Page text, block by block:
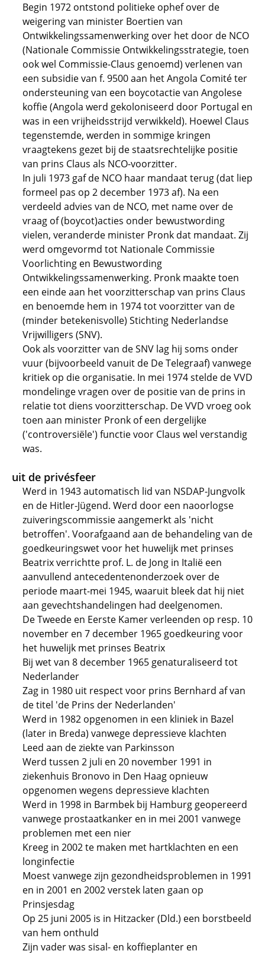
Begin 1972 ontstond politieke ophef over de
weigering van minister Boertien van
Ontwikkelingssamenwerking over het door de NCO
(Nationale Commissie Ontwikkelingsstrategie, toen
ook wel Commissie-Claus genoemd) verlenen van
een subsidie van f. 9500 aan het Angola Comité ter
ondersteuning van een boycotactie van Angolese
koffie (Angola werd gekoloniseerd door Portugal en
was in een vrijheidsstrijd verwikkeld). Hoewel Claus
tegenstemde, werden in sommige kringen
vraagtekens gezet bij de staatsrechtelijke positie
van prins Claus als NCO-voorzitter.
In juli 1973 gaf de NCO haar mandaat terug (dat liep
formeel pas op 2 december 1973 af). Na een
verdeeld advies van de NCO, met name over de
vraag of (boycot)acties onder bewustwording
vielen, veranderde minister Pronk dat mandaat. Zij
werd omgevormd tot Nationale Commissie
Voorlichting en Bewustwording
Ontwikkelingssamenwerking. Pronk maakte toen
een einde aan het voorzitterschap van prins Claus
en benoemde hem in 1974 tot voorzitter van de
(minder betekenisvolle) Stichting Nederlandse
Vrijwilligers (SNV).
Ook als voorzitter van de SNV lag hij soms onder
vuur (bijvoorbeeld vanuit de De Telegraaf) vanwege
kritiek op die organisatie. In mei 1974 stelde de VVD
mondelinge vragen over de positie van de prins in
relatie tot diens voorzitterschap. De VVD vroeg ook
toen aan minister Pronk of een dergelijke
('controversiële') functie voor Claus wel verstandig
was.
uit de privésfeer
Werd in 1943 automatisch lid van NSDAP-Jungvolk
en de Hitler-Jügend. Werd door een naoorlogse
zuiveringscommissie aangemerkt als 'nicht
betroffen'. Voorafgaand aan de behandeling van de
goedkeuringswet voor het huwelijk met prinses
Beatrix verrichtte prof. L. de Jong in Italië een
aanvullend antecedentenonderzoek over de
periode maart-mei 1945, waaruit bleek dat hij niet
aan gevechtshandelingen had deelgenomen.
De Tweede en Eerste Kamer verleenden op resp. 10
november en 7 december 1965 goedkeuring voor
het huwelijk met prinses Beatrix
Bij wet van 8 december 1965 genaturaliseerd tot
Nederlander
Zag in 1980 uit respect voor prins Bernhard af van
de titel 'de Prins der Nederlanden'
Werd in 1982 opgenomen in een kliniek in Bazel
(later in Breda) vanwege depressieve klachten
Leed aan de ziekte van Parkinsson
Werd tussen 2 juli en 20 november 1991 in
ziekenhuis Bronovo in Den Haag opnieuw
opgenomen wegens depressieve klachten
Werd in 1998 in Barmbek bij Hamburg geopereerd
vanwege prostaatkanker en in mei 2001 vanwege
problemen met een nier
Kreeg in 2002 te maken met hartklachten en een
longinfectie
Moest vanwege zijn gezondheidsproblemen in 1991
en in 2001 en 2002 verstek laten gaan op
Prinsjesdag
Op 25 juni 2005 is in Hitzacker (Dld.) een borstbeeld
van hem onthuld
Zijn vader was sisal- en koffieplanter en